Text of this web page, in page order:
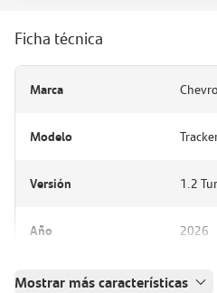
Ficha técnica
Marca
Modelo
Versión 1.2
Año 2026
Mostrar más características